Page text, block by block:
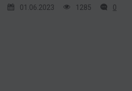
01.06.2023 1285 0